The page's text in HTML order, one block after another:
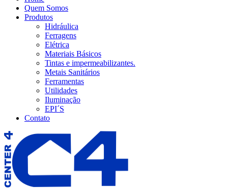
Quem Somos
Produtos
Hidráulica
Ferragens
Elétrica
Materiais Básicos
Tintas e impermeabilizantes.
Metais Sanitários
Ferramentas
Utilidades
Iluminação
EPI´S
Contato